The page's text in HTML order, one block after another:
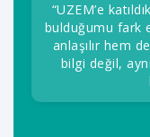
“UZEM’e
bulduğumu fark
anlaşılır hem
bilgi değil,